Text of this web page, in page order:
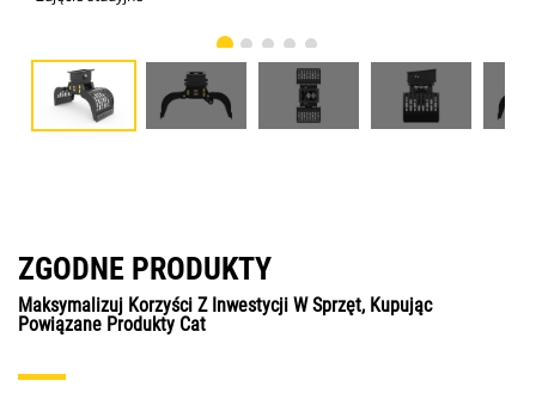
ZGODNE PRODUKTY
Maksymalizuj Korzyści Z Inwestycji W Sprzęt, Kupując
Powiązane Produkty Cat